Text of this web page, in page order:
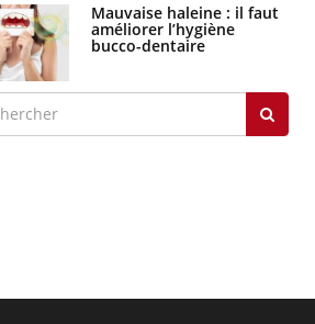
Mauvaise haleine : il faut
améliorer l’hygiène
bucco-dentaire